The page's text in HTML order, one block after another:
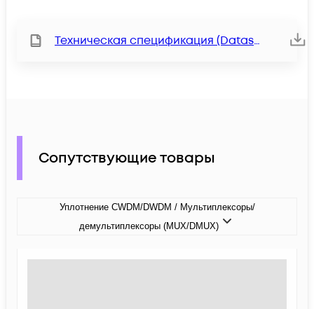
Техническая спецификация (Datasheet)
Сопутствующие товары
Уплотнение CWDM/DWDM / Мультиплексоры/
демультиплексоры (MUX/DMUX)